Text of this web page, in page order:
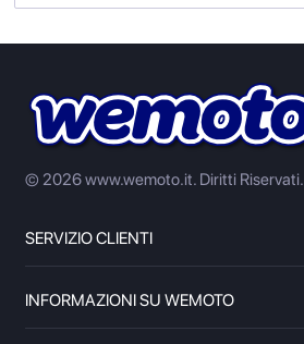
© 2026 www.wemoto.it. Diritti Riservati.
SERVIZIO CLIENTI
INFORMAZIONI SU WEMOTO